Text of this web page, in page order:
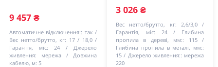
9 457 ₴
Автоматичне відключення:: так
Вес нетто/брутто, кг: 17 / 18,0
Гарантія, міс:
24
Джерело
живлення:
мережа
Довжина
кабелю, м: 5
3 026 ₴
Вес нетто/брутто, кг:
2,6/3,0
Гарантія, міс:
24
Глибина
пропила в дереві, мм::
115
Глибина пропила в металі, мм::
15
Джерело живлення:: мережа
220